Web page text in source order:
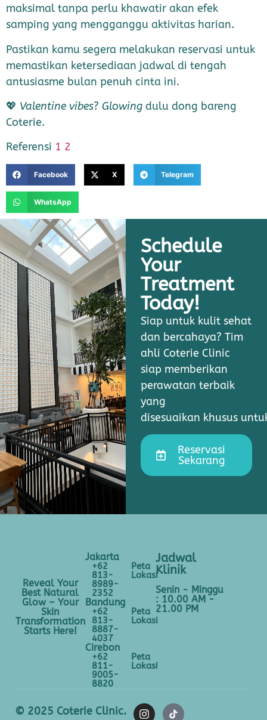
maksimal tanpa perlu khawatir akan efek
samping yang mengganggu aktivitas harian.
Pastikan kamu segera melakukan reservasi untuk
memastikan ketersediaan jadwal di tengah
antusiasme bulan penuh cinta ini.
💖 Valentine vibes? Glowing dulu dong bareng
Coterie.
Referensi 1 2
Facebook X Telegram
WhatsApp
Schedule
Your
Treatment
Today!
Siap untuk kulit sehat
dan bercahaya? Tim
ahli Coterie Clinic
siap memberikan
perawatan terbaik
yang
disesuaikan khusus
Reservasi
Sekarang
Reveal Your
Best Natural
Glow – Your
Skin
Transformation
Starts Here!
Jakarta
+62
813-
8989-
2352
Peta
Lokasi
Bandung
+62
813-
8887-
4037
Peta
Lokasi
Cirebon
+62
811-
9005-
8820
Peta
Lokasi
Jadwal
Klinik
Senin - Minggu
: 10.00 AM -
21.00 PM
© 2025 Coterie Clinic.